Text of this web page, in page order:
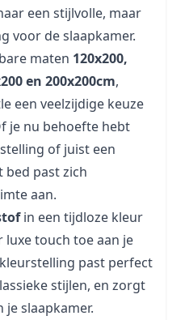
een stijlvolle, maar
voor de slaapkamer.
maten 120x200,
en 200x200cm,
een veelzijdige keuze
je nu behoefte hebt
of juist een
bed past zich
aan.
in een tijdloze kleur
luxe touch toe aan je
past perfect
stijlen, en zorgt
je slaapkamer.